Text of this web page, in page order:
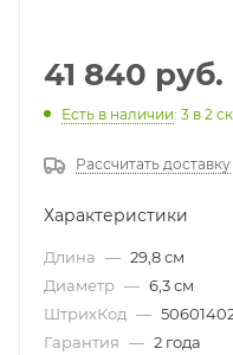
41 840 руб.
Есть в наличии: 3 в 2
Рассчитать доставку
Характеристики
Длина — 29,8 см
Диаметр — 6,3 см
ШтрихКод —
Гарантия — 2 года